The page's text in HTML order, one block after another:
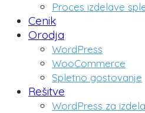
Proces izdelave
Cenik
Orodja
WordPress
WooCommerce
Spletno gostovanje
Rešitve
WordPress za